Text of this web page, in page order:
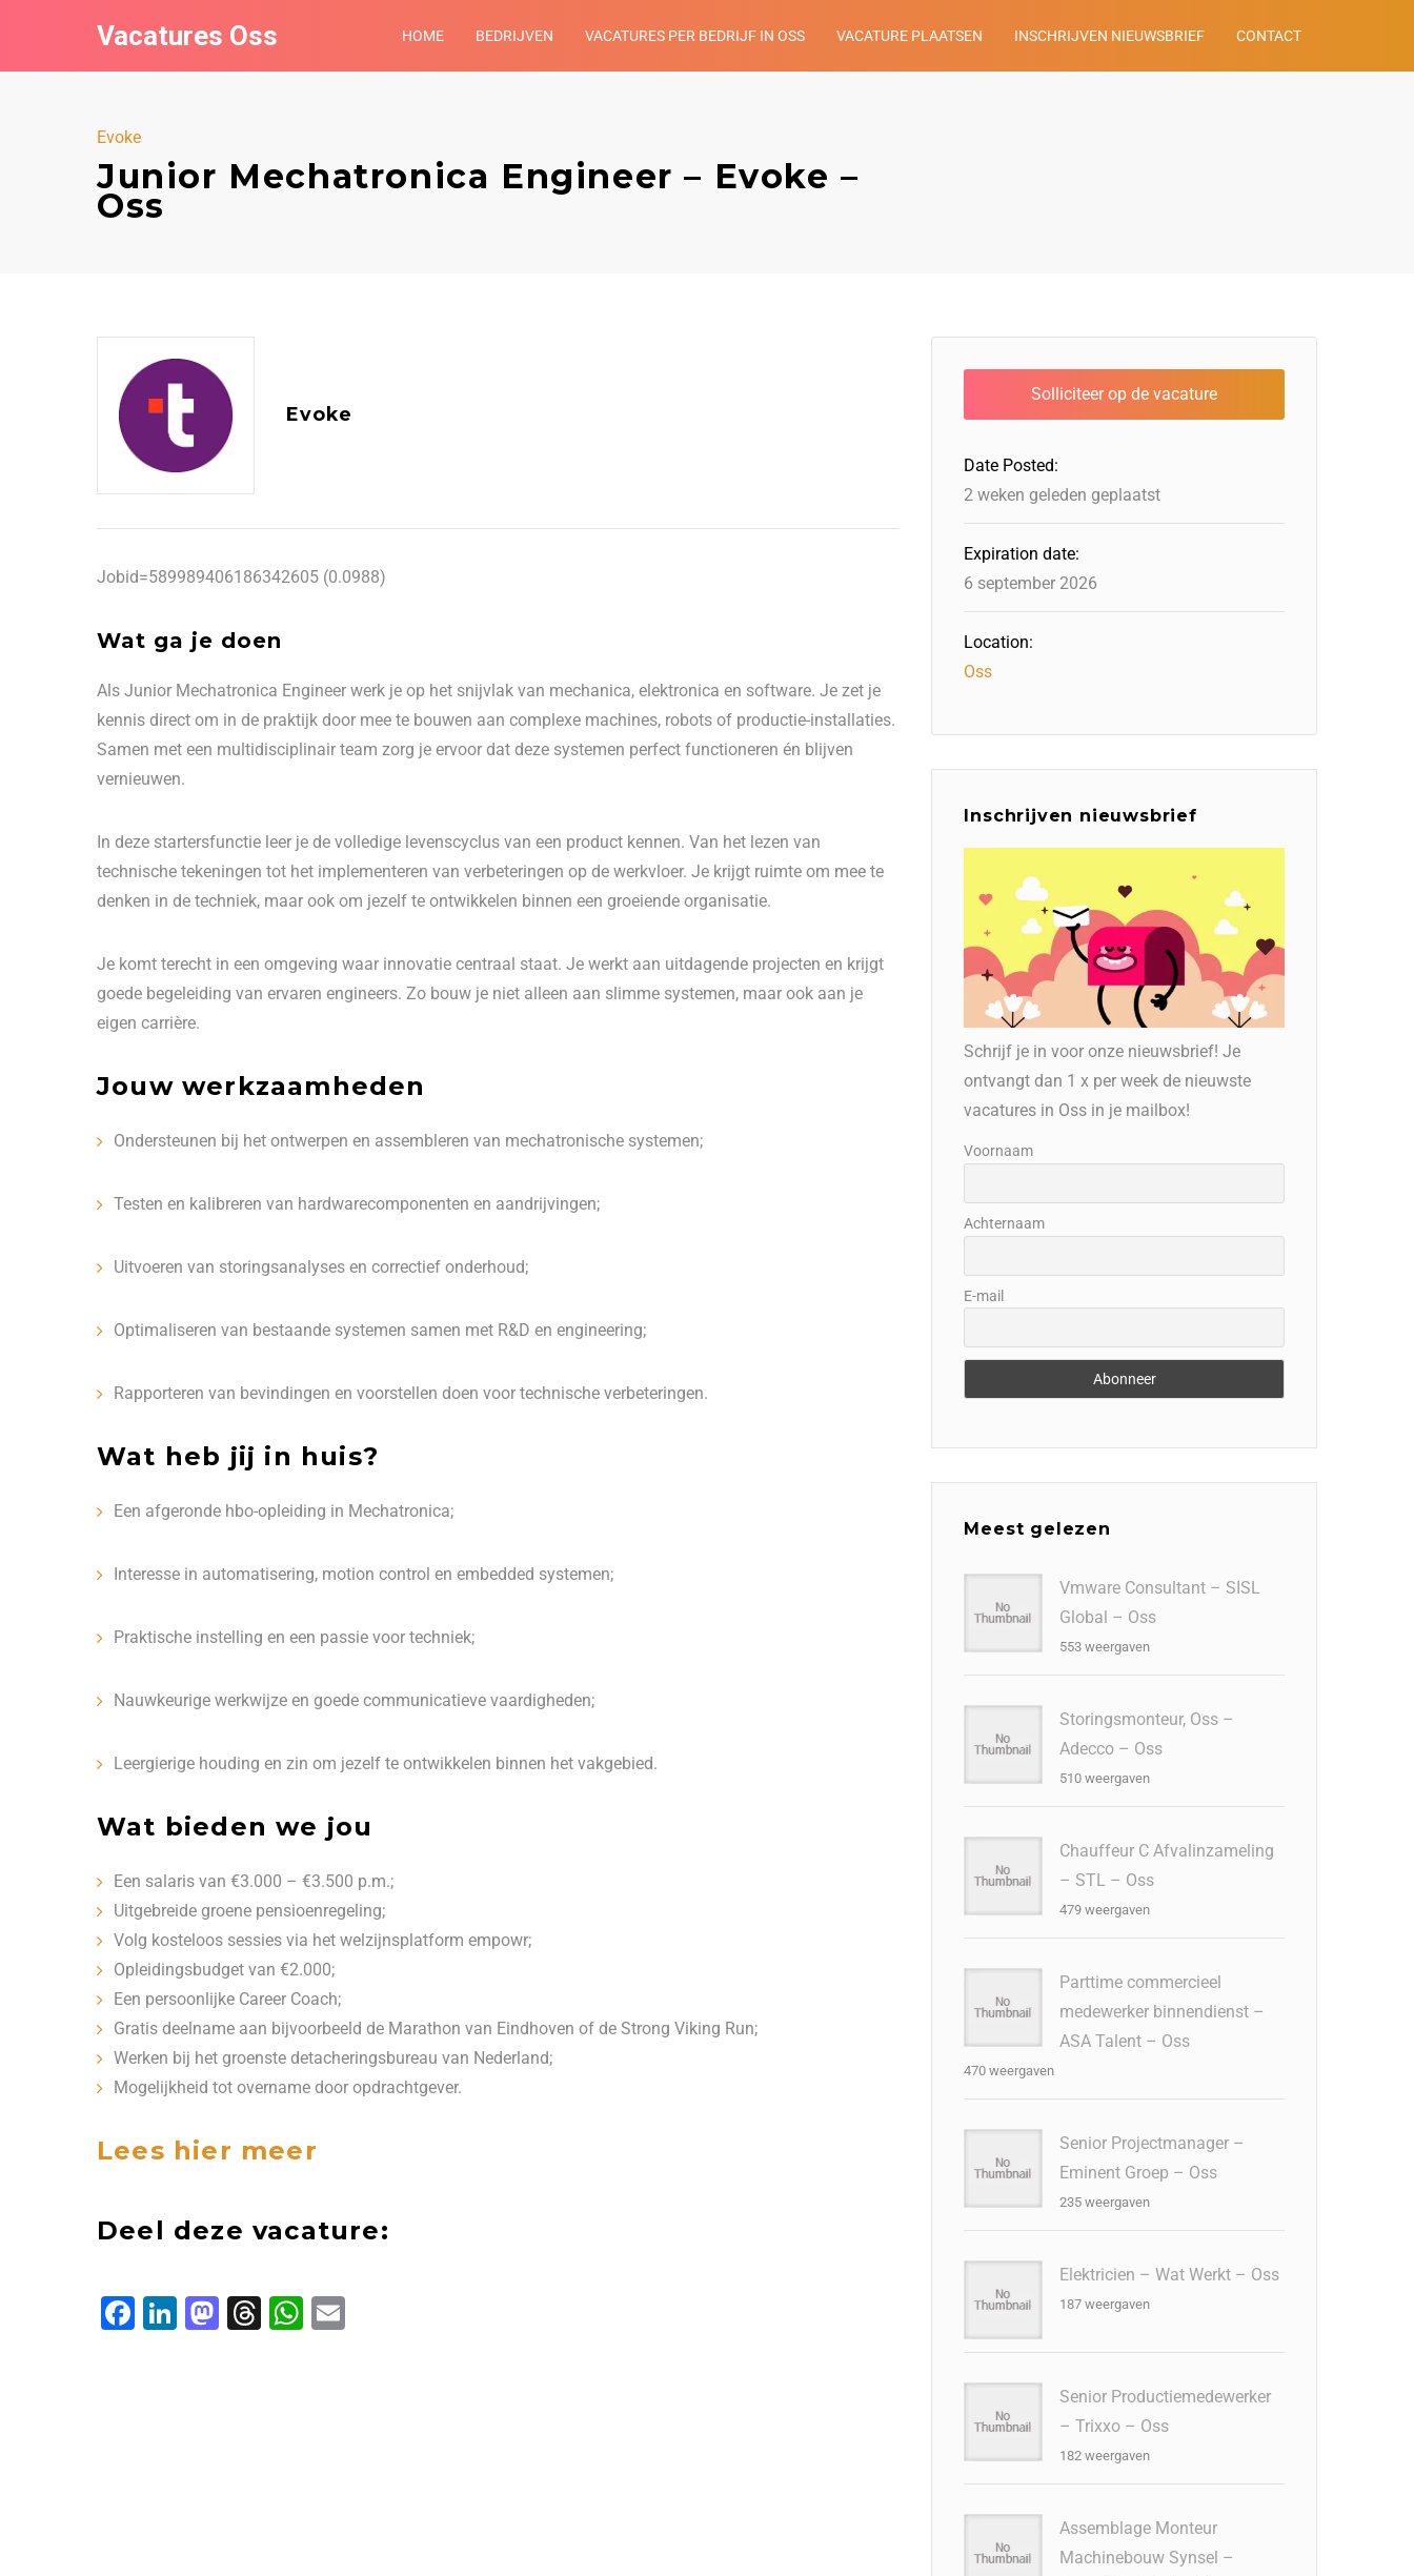
Vacatures Oss HOME BEDRIJVEN VACATURES PER BEDRIJF IN OSS VACATURE PLAATSEN INSCHRIJVEN NIEUWSBRIEF CONTACT
Evoke
Junior Mechatronica Engineer – Evoke –
Oss
Evoke
Jobid=589989406186342605 (0.0988)
Wat ga je doen
Als Junior Mechatronica Engineer werk je op het snijvlak van mechanica, elektronica en software. Je zet je
kennis direct om in de praktijk door mee te bouwen aan complexe machines, robots of productie-installaties.
Samen met een multidisciplinair team zorg je ervoor dat deze systemen perfect functioneren én blijven
vernieuwen.
In deze startersfunctie leer je de volledige levenscyclus van een product kennen. Van het lezen van
technische tekeningen tot het implementeren van verbeteringen op de werkvloer. Je krijgt ruimte om mee te
denken in de techniek, maar ook om jezelf te ontwikkelen binnen een groeiende organisatie.
Je komt terecht in een omgeving waar innovatie centraal staat. Je werkt aan uitdagende projecten en krijgt
goede begeleiding van ervaren engineers. Zo bouw je niet alleen aan slimme systemen, maar ook aan je
eigen carrière.
Jouw werkzaamheden
Ondersteunen bij het ontwerpen en assembleren van mechatronische systemen;
Testen en kalibreren van hardwarecomponenten en aandrijvingen;
Uitvoeren van storingsanalyses en correctief onderhoud;
Optimaliseren van bestaande systemen samen met R&D en engineering;
Rapporteren van bevindingen en voorstellen doen voor technische verbeteringen.
Wat heb jij in huis?
Een afgeronde hbo-opleiding in Mechatronica;
Interesse in automatisering, motion control en embedded systemen;
Praktische instelling en een passie voor techniek;
Nauwkeurige werkwijze en goede communicatieve vaardigheden;
Leergierige houding en zin om jezelf te ontwikkelen binnen het vakgebied.
Wat bieden we jou
Een salaris van €3.000 – €3.500 p.m.;
Uitgebreide groene pensioenregeling;
Volg kosteloos sessies via het welzijnsplatform empowr;
Opleidingsbudget van €2.000;
Een persoonlijke Career Coach;
Gratis deelname aan bijvoorbeeld de Marathon van Eindhoven of de Strong Viking Run;
Werken bij het groenste detacheringsbureau van Nederland;
Mogelijkheid tot overname door opdrachtgever.
Lees hier meer
Deel deze vacature:
F
L
M T
W
Date Posted:
2 weken geleden geplaatst
Expiration date:
6 september 2026
Location:
Oss
Inschrijven nieuwsbrief
Schrijf je in voor onze nieuwsbrief! Je
ontvangt dan 1 x per week de nieuwste
vacatures in Oss in je mailbox!
Voornaam
Achternaam
E-mail
Meest gelezen
Vmware Consultant – SISL
Global – Oss
553 weergaven
Storingsmonteur, Oss –
Adecco – Oss
510 weergaven
Chauffeur C Afvalinzameling
– STL – Oss
479 weergaven
Parttime commercieel
medewerker binnendienst –
ASA Talent – Oss
470 weergaven
Senior Projectmanager –
Eminent Groep – Oss
235 weergaven
Elektricien – Wat Werkt – Oss
187 weergaven
Senior Productiemedewerker
– Trixxo – Oss
182 weergaven
Assemblage Monteur
Machinebouw Synsel –